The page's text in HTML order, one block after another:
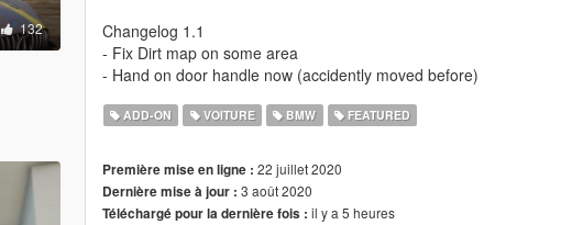
132
Changelog 1.1
- Fix Dirt map on some area
- Hand on door handle now (accidently moved before)
ADD-ON VOITURE BMW FEATURED
Première mise en ligne : 22 juillet 2020
Dernière mise à jour : 3 août 2020
Téléchargé pour la dernière fois : il y a 5 heures